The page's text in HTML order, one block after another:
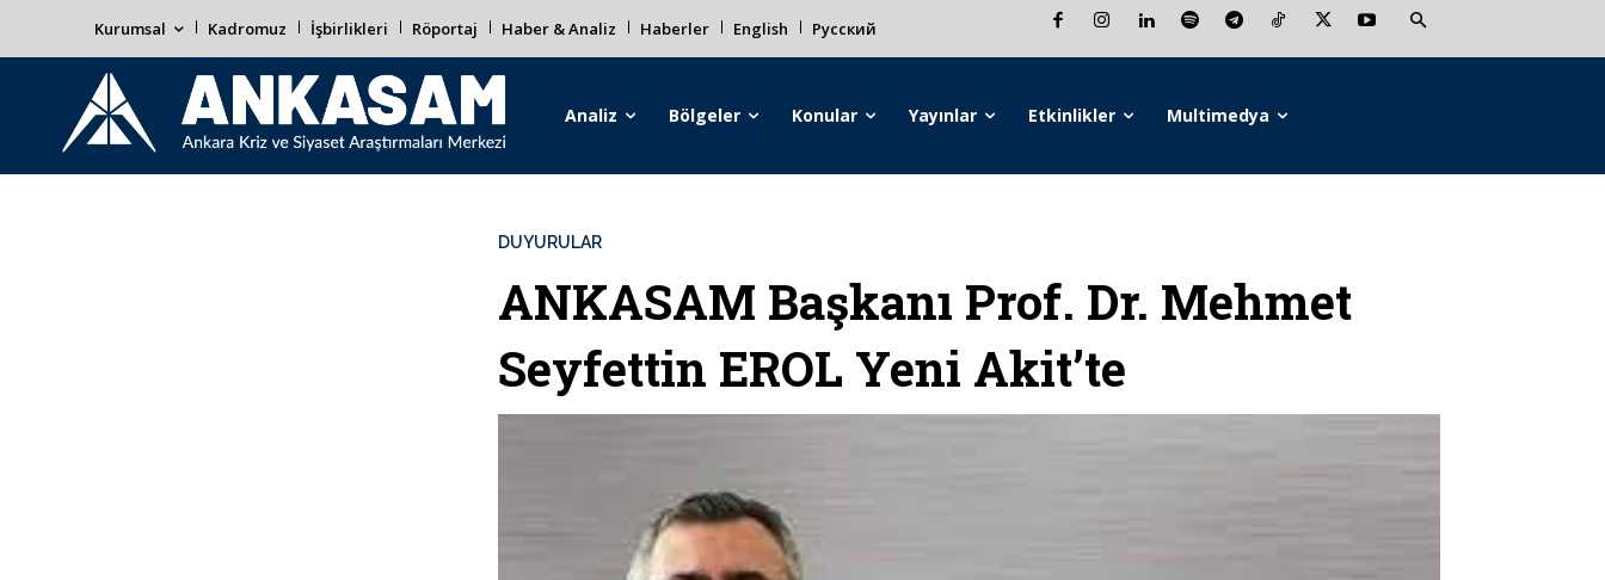
Kurumsal Kadromuz İşbirlikleri Röportaj Haber & Analiz Haberler English Русский
Analiz Bölgeler Konular Yayınlar Etkinlikler Multimedya
DUYURULAR
ANKASAM Başkanı Prof. Dr. Mehmet
Seyfettin EROL Yeni Akit’te